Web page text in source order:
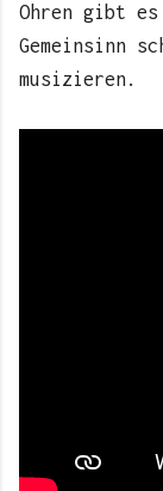
Ohren gibt
Gemeinsinn
musizieren.